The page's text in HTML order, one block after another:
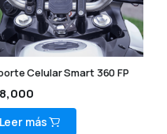
Celular Smart 360 FP
Leer más